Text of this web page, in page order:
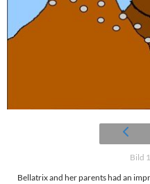
Bild
Bellatrix and her parents had an